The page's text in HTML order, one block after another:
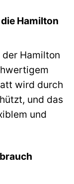
Hamilton
der Hamilton
wird durch
und das
und